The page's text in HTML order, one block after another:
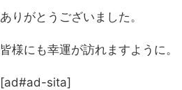
ありがとうございました。
皆様にも幸運が訪れますように。
[ad#ad-sita]